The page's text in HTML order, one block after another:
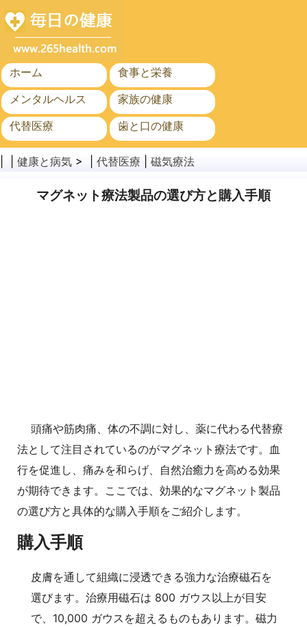
ホーム
食事と栄養
メンタルヘルス
家族の健康
代替医療
歯と口の健康
がん
公衆衛生
健康と病気 > | 代替医療 磁気療法
マグネット療法製品の選び方と購入手順
頭痛や筋肉痛、体の不調に対し、薬に代わる代替療
法として注目されているのがマグネット療法です。血
行を促進し、痛みを和らげ、自然治癒力を高める効果
が期待できます。ここでは、効果的なマグネット製品
の選び方と具体的な購入手順をご紹介します。
購入手順
皮膚を通して組織に浸透できる強力な治療磁石を
選びます。治療用磁石は 800 ガウス以上が目安
で、10,000 ガウスを超えるものもあります。磁力